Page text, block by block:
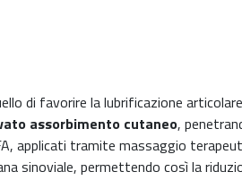
di favorire la lubrificazione
assorbimento cutaneo,
applicati tramite massaggio
sinoviale, permettendo così la